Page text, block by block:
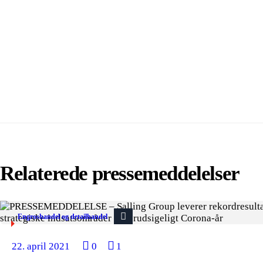
Relaterede pressemeddelelser
Engroshandel og detailhandel
22. april 2021 0 1